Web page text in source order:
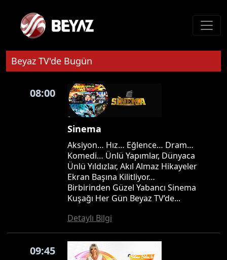
Beyaz TV'de Bugün
08:00
Sinema
Aksiyon… Hız… Eğlence… Dram…
Komedi… Ünlü Yapımlar, Dünyaca
Ünlü Yıldızlar, Akıl Almaz Hikayeler
Ekran Başına Kilitliyor…
Birbirinden Güzel Yabancı Sinema
Kuşağı Her Gün Beyaz TV’de...
Detaylı Bilgi
09:45